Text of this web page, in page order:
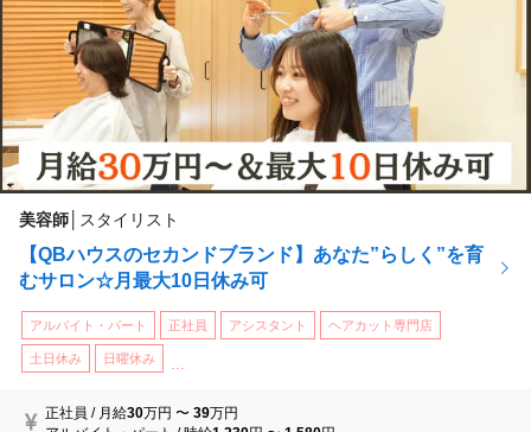
美容師 スタイリスト
【QBハウスのセカンドブランド】あなた”らしく”を育
むサロン☆月最大10日休み可
アルバイト・パート 正社員 アシスタント ヘアカット専門店
土日休み 日曜休み ...
正社員 / 月給30万円 〜39万円